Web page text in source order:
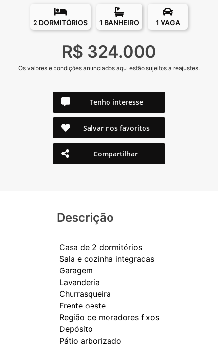
2 DORMITÓRIOS 1 BANHEIRO 1 VAGA
R$ 324.000
Os valores e condições anunciados aqui estão sujeitos a reajustes.
Tenho interesse
Salvar nos favoritos
Compartilhar
Descrição
Casa de 2 dormitórios
Sala e cozinha integradas
Garagem
Lavanderia
Churrasqueira
Frente oeste
Região de moradores fixos
Depósito
Pátio arborizado